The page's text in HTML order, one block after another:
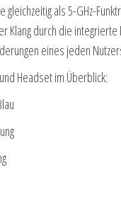
als 5-GHz-
Klang durch die
eines jeden
Headset im Überblick: